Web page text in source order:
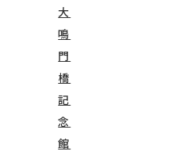
大
鳴
門
橋
記
念
館